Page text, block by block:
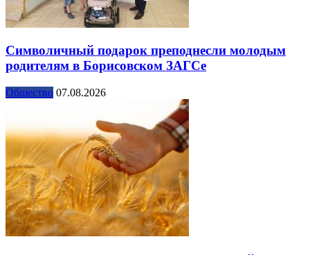
Символичный подарок преподнесли молодым
родителям в Борисовском ЗАГСе
Общество 07.08.2026